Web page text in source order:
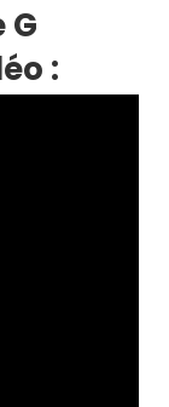
: